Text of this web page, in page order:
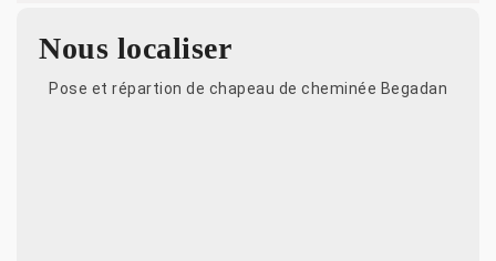
Nous localiser
Pose et répartion de chapeau de cheminée Begadan